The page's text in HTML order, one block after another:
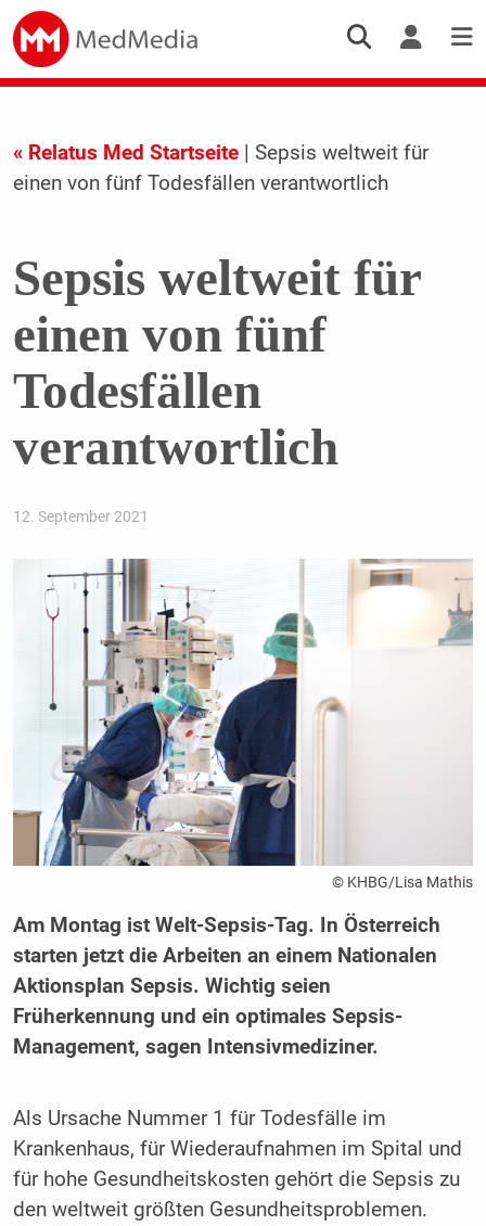
« Relatus Med Startseite| Sepsis weltweit für
einen von fünf Todesfällen verantwortlich
Sepsis weltweit für
einen von fünf
Todesfällen
verantwortlich
12. September 2021
© KHBG/Lisa Mathis
Am Montag ist Welt-Sepsis-Tag. In Österreich
starten jetzt die Arbeiten an einem Nationalen
Aktionsplan Sepsis. Wichtig seien
Früherkennung und ein optimales Sepsis-
Management, sagen Intensivmediziner.
Als Ursache Nummer 1 für Todesfälle im
Krankenhaus, für Wiederaufnahmen im Spital und
für hohe Gesundheitskosten gehört die Sepsis zu
den weltweit größten Gesundheitsproblemen.